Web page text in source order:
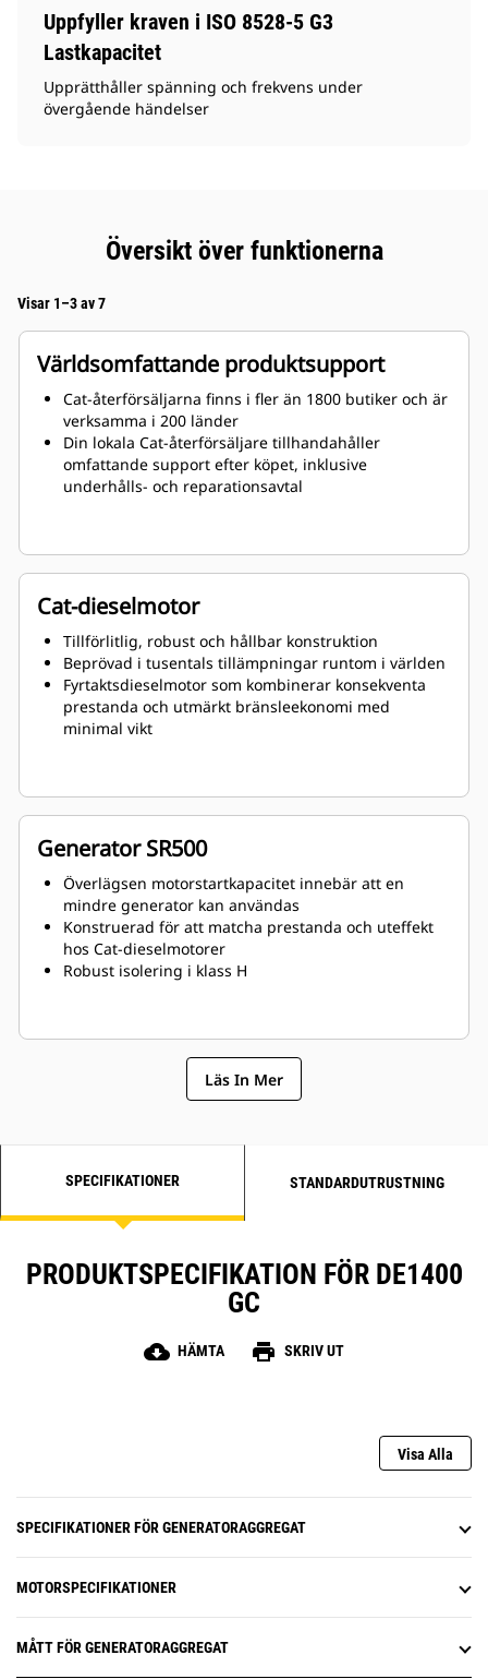
Uppfyller kraven i ISO 8528-5 G3
Lastkapacitet
Upprätthåller spänning och frekvens under
övergående händelser
Översikt över funktionerna
Visar 1–3 av 7
Världsomfattande produktsupport
Cat-återförsäljarna finns i fler än 1800 butiker och är
verksamma i 200 länder
Din lokala Cat-återförsäljare tillhandahåller
omfattande support efter köpet, inklusive
underhålls- och reparationsavtal
Cat-dieselmotor
Tillförlitlig, robust och hållbar konstruktion
Beprövad i tusentals tillämpningar runtom i världen
Fyrtaktsdieselmotor som kombinerar konsekventa
prestanda och utmärkt bränsleekonomi med
minimal vikt
Generator SR500
Överlägsen motorstartkapacitet innebär att en
mindre generator kan användas
Konstruerad för att matcha prestanda och uteffekt
hos Cat-dieselmotorer
Robust isolering i klass H
Läs In Mer
SPECIFIKATIONER STANDARDUTRUSTNING
PRODUKTSPECIFIKATION FÖR DE1400
GC
cloud_download HÄMTA print SKRIV UT
Visa Alla
SPECIFIKATIONER FÖR GENERATORAGGREGAT
MOTORSPECIFIKATIONER
MÅTT FÖR GENERATORAGGREGAT